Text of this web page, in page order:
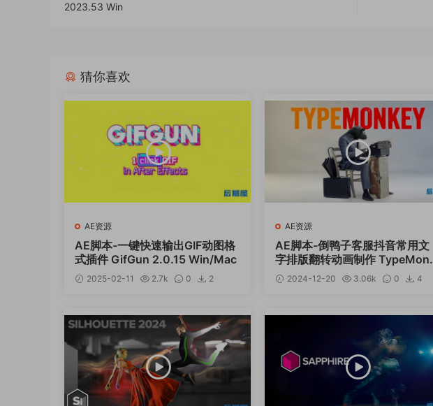
2023.53 Win
猜你喜欢
AE资源
AE脚本-一键快速输出GIF动图格
式插件 GifGun 2.0.15 Win/Mac
2025-02-11 2.7k 0
2
AE资源
AE脚本-倒鸭子客服抖音常用文
字排版翻转动画制作
ey v1.26+使用教程
2024-12-20 3.06k 0
4